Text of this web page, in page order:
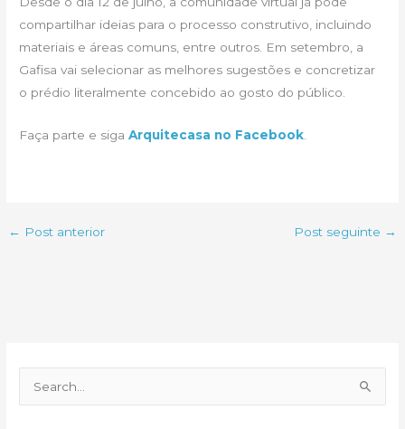
compartilhar ideias para o processo construtivo, incluindo
materiais e áreas comuns, entre outros. Em setembro, a
Gafisa vai selecionar as melhores sugestões e concretizar
o prédio literalmente concebido ao gosto do público.
Faça parte e sigaArquitecasa no Facebook
← Post anterior Post seguinte →
e